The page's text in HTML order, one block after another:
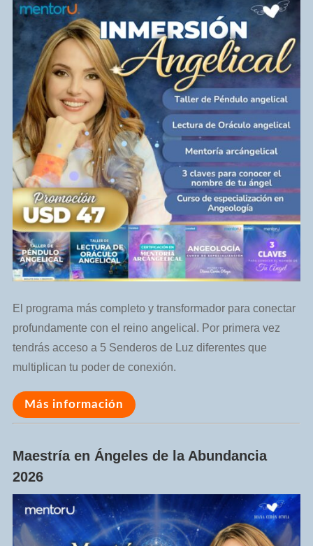
El programa más completo y transformador para conectar
profundamente con el reino angelical. Por primera vez
tendrás acceso a 5 Senderos de Luz diferentes que
multiplican tu poder de conexión.
Más información
Maestría en Ángeles de la Abundancia
2026